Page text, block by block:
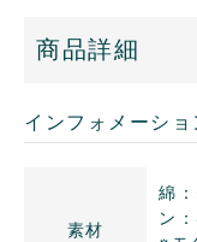
商品詳細
インフォメーショ
素材
綿
ン